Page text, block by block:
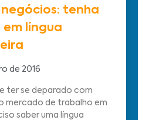
tenha
língua
de 2016
ter se deparado com
mercado de trabalho em
saber uma língua